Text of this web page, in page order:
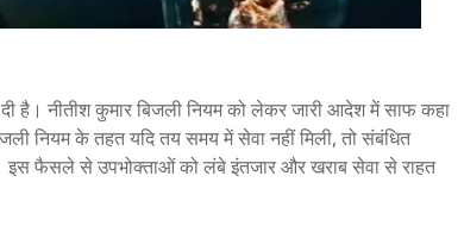
है। नीतीश कुमार बिजली नियम को लेकर जारी आदेश में साफ कहा
नियम के तहत यदि तय समय में सेवा नहीं मिली, तो संबंधित
इस फैसले से उपभोक्ताओं को लंबे इंतजार और खराब सेवा से राहत